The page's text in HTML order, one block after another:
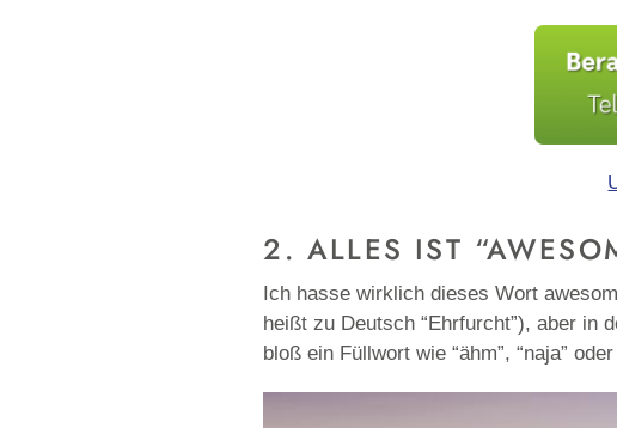
2. ALLES IST
Ich hasse wirklich dieses Wort
heißt zu Deutsch “Ehrfurcht”), aber in
bloß ein Füllwort wie “ähm”, “naja” oder